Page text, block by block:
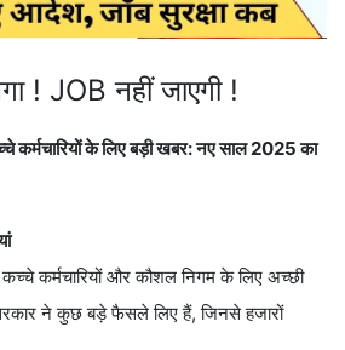
! JOB नहीं जाएगी !
कर्मचारियों के लिए बड़ी खबर: नए साल 2025 का
कर्मचारियों और कौशल निगम के लिए अच्छी
ने कुछ बड़े फैसले लिए हैं, जिनसे हजारों